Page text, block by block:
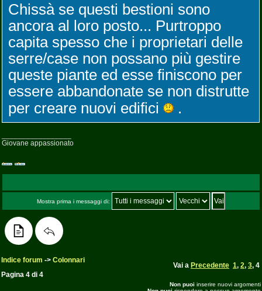
Chissà se questi bestioni sono
ancora al loro posto... Purtroppo
capita spesso che i proprietari delle
serre/case non possano più gestire
queste piante ed esse finiscono per
essere abbandonate se non distrutte
per creare nuovi edifici
.
Giovane appassionato
Mostra prima i messaggi di:
Indice forum -> Colonnari
Vai a Precedente 1, 2, 3, 4
Pagina 4 di 4
Non puoi inserire nuovi argomenti